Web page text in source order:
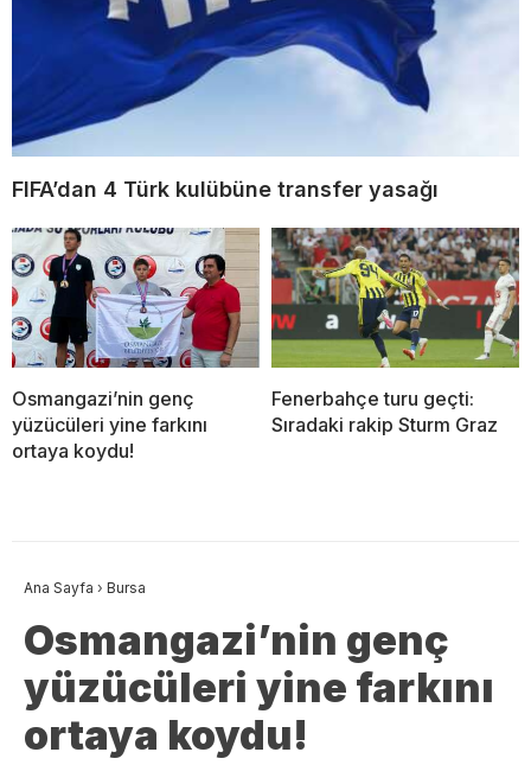
FIFA’dan 4 Türk kulübüne transfer yasağı
Osmangazi’nin genç
yüzücüleri yine farkını
ortaya koydu!
Fenerbahçe turu geçti:
Sıradaki rakip Sturm Graz
Ana Sayfa › Bursa
Osmangazi’nin genç
yüzücüleri yine farkını
ortaya koydu!